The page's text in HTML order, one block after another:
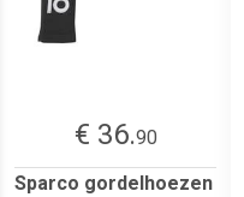
€ 36.90
Sparco gordelhoezen